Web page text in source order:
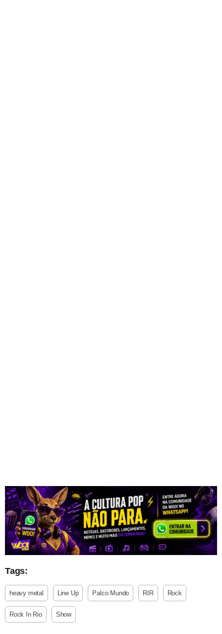
Tags:
heavy metal Line Up Palco Mundo RIR Rock
Rock In Rio Show